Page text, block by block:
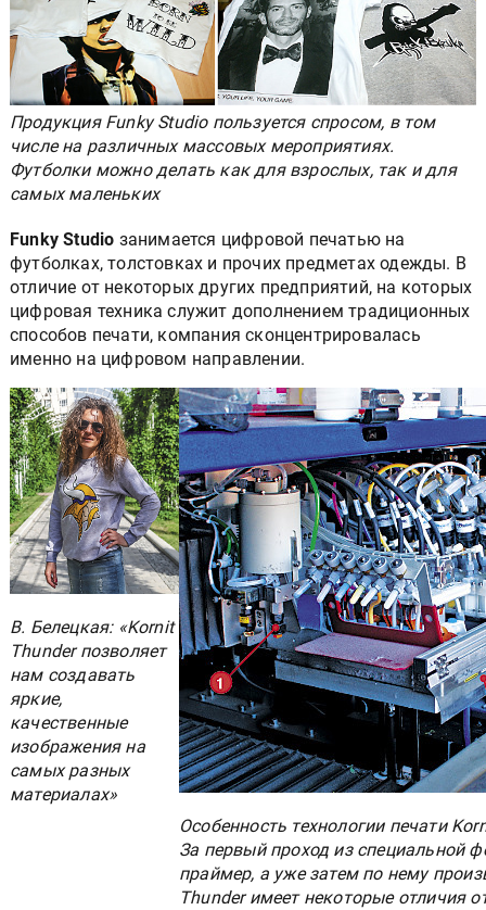
Продукция Funky Studio пользуется спросом, в том
числе на различных массовых мероприятиях.
Футболки можно делать как для взрослых, так и для
самых маленьких
Funky Studio занимается цифровой печатью на
футболках, толстовках и прочих предметах одежды. В
отличие от некоторых других предприятий, на которых
цифровая техника служит дополнением традиционных
способов печати, компания сконцентрировалась
именно на цифровом направлении.
В. Белецкая: «Kornit
Thunder позволяет
нам создавать
яркие,
качественные
изображения на
самых разных
материалах»
Особенность технологии печати
За первый проход из специальной
праймер, а уже затем по нему
Thunder имеет некоторые отличия